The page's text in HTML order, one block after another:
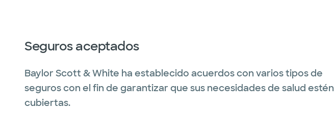
Seguros aceptados
Baylor Scott & White ha establecido acuerdos con varios tipos de
seguros con el fin de garantizar que sus necesidades de salud estén
cubiertas.